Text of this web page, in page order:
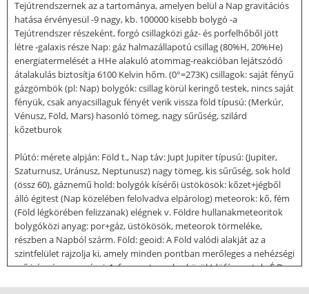
Tejútrendszernek az a tartománya, amelyen belül a Nap gravitációs
hatása érvényesül -9 nagy, kb. 100000 kisebb bolygó -a
Tejútrendszer részeként, forgó csillagközi gáz- és porfelhőből jött
létre -galaxis része Nap: gáz halmazállapotú csillag (80%H, 20%He)
energiatermelését a HHe alakuló atommag-reakcióban lejátszódó
átalakulás biztosítja 6100 Kelvin hőm. (0°=273K) csillagok: saját fényű
gázgömbök (pl: Nap) bolygók: csillag körül keringő testek, nincs saját
fényük, csak anyacsillaguk fényét verik vissza föld típusú: (Merkúr,
Vénusz, Föld, Mars) hasonló tömeg, nagy sűrűség, szilárd
kőzetburok
Plútó: mérete alpján: Föld t., Nap táv: Jupt Jupiter típusú: (Jupiter,
Szaturnusz, Uránusz, Neptunusz) nagy tömeg, kis sűrűség, sok hold
(össz 60), gáznemű hold: bolygók kísérői üstökösök: kőzet+jégből
álló égitest (Nap közelében felolvadva elpárolog) meteorok: kő, fém
(Föld légkörében felizzanak) elégnek v. Földre hullanakmeteoritok
bolygóközi anyag: por+gáz, üstökösök, meteorok törmeléke,
részben a Napból szárm. Föld: geoid: A Föld valódi alakját az a
szintfelület rajzolja ki, amely minden pontban merőleges a nehézségi
erő irányára mozgásai: 1. forog a tengelye körül (döféspontok: É,D